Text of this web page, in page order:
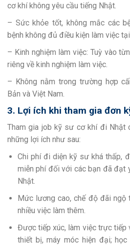
cơ khí không yêu cầu tiếng Nhật.
– Sức khỏe tốt, không mắc các
bệnh không đủ điều kiện làm việc
– Kinh nghiệm làm việc: Tuỳ vào
riêng về kinh nghiệm làm việc.
– Không nằm trong trường hợp
Bản và Việt Nam.
3. Lợi ích khi tham gia đơn
Tham gia job kỹ sư cơ khí đi Nhật
những lợi ích như sau:
Chi phí đi diện kỹ sư khá thấp,
miễn phí đối với các bạn đã đạt
Nhật.
Mức lương cao, chế độ đãi ngộ
nhiều việc làm thêm.
Được tiếp xúc, làm việc trực tiếp
thiết bị, máy móc hiện đại; học